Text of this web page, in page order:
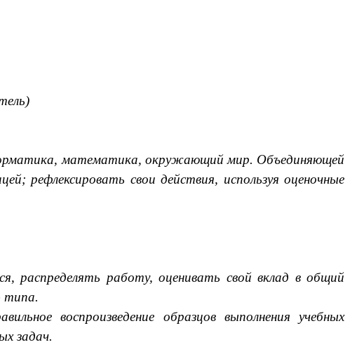
математика, окружающий мир. Объединяющей
рефлексировать свои действия, используя оценочные
распределять работу, оценивать свой вклад в общий
типа.
воспроизведение образцов выполнения учебных
задач.